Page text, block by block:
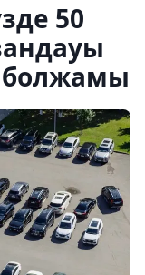
50
болжамы